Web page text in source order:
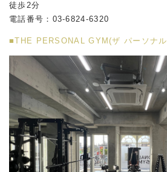
徒歩2分
電話番号：03-6824-6320
■THE PERSONAL GYM(ザ パーソナ